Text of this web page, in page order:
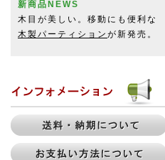
新商品NEWS
木目が美しい。移動にも便利な
木製パーティション が新発売。